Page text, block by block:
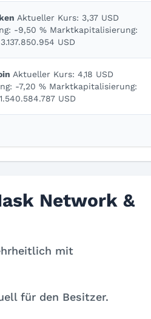
Aktueller Kurs: 3,37 USD
-9,50 % Marktkapitalisierung:
3.137.850.954 USD
Aktueller Kurs: 4,18 USD
-7,20 % Marktkapitalisierung:
1.540.584.787 USD
Network &
mit
für den Besitzer.